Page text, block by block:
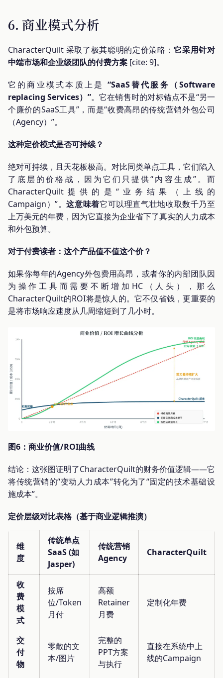
6. 商业模式分析
CharacterQuilt 采取了极其聪明的定价策略：它采用针对
中端市场和企业级团队的付费方案 [cite: 9]。
它的商业模式本质上是 “SaaS替代服务（Software
replacing Services）”。它在销售时的对标锚点不是“另一
个廉价的SaaS工具”，而是“收费高昂的传统营销外包公司
（Agency）”。
这种定价模式是否可持续？
绝对可持续，且天花板极高。对比同类单点工具，它们陷入
了底层的价格战，因为它们只提供“内容生成”。而
CharacterQuilt提供的是“业务结果（上线的
Campaign）”。这意味着它可以理直气壮地收取数千乃至
上万美元的年费，因为它直接为企业省下了真实的人力成本
和外包预算。
对于付费读者：这个产品值不值这个价？
如果你每年的Agency外包费用高昂，或者你的内部团队因
为操作工具而需要不断增加HC（人头），那么
CharacterQuilt的ROI将是惊人的。它不仅省钱，更重要的
是将市场响应速度从几周缩短到了几小时。
图6：商业价值/ROI曲线
结论：这张图证明了CharacterQuilt的财务价值逻辑——它
将传统营销的“变动人力成本”转化为了“固定的技术基础设
施成本”。
定价层级对比表格（基于商业逻辑推演）
维
度
传统单点
SaaS (如
Jasper)
传统营销
Agency
CharacterQuilt
收
费
模
式
按席
位/Token
月付
高额
Retainer
月费
定制化年费
交
付
物
零散的文
本/图片
完整的
PPT方案
与执行
直接在系统中上
线的Campaign